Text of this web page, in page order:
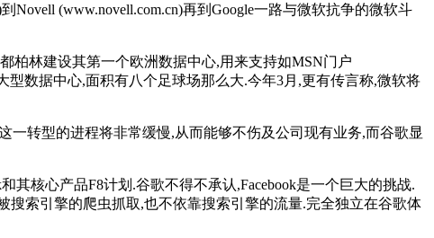
Novell (www.novell.com.cn)再到Google一路与微软抗争的微软斗
柏林建设其第一个欧洲数据中心,用来支持如MSN门户
型数据中心,面积有八个足球场那么大.今年3月,更有传言称,微软将
转型的进程将非常缓慢,从而能够不伤及公司现有业务,而谷歌显
其核心产品F8计划.谷歌不得不承认,Facebook是一个巨大的挑战.
搜索引擎的爬虫抓取,也不依靠搜索引擎的流量.完全独立在谷歌体